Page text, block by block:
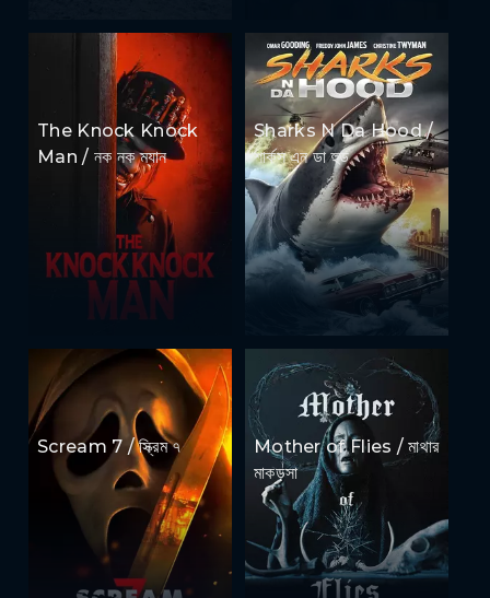
The Knock Knock
Man / নক নক ম্যান
Sharks N Da Hood /
শার্কস এন ডা হুড
Scream 7 / স্ক্রিম ৭
Mother of Flies / মাথার
মাকড়সা